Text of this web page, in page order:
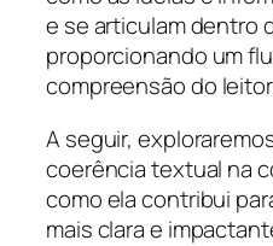
e se articulam dentro
proporcionando um
compreensão do
A seguir,
coerência textual na
como ela contribui
mais clara e